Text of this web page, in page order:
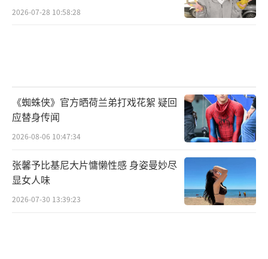
2026-07-28 10:58:28
《蜘蛛侠》官方晒荷兰弟打戏花絮 疑回
应替身传闻
2026-08-06 10:47:34
张馨予比基尼大片慵懒性感 身姿曼妙尽
显女人味
2026-07-30 13:39:23